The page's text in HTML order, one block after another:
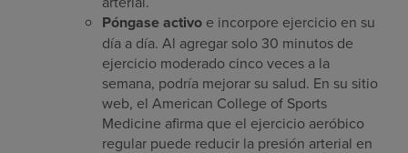
Póngase activo e incorpore ejercicio en su
día a día. Al agregar solo 30 minutos de
ejercicio moderado cinco veces a la
semana, podría mejorar su salud. En su sitio
web, el American College of Sports
Medicine afirma que el ejercicio aeróbico
regular puede reducir la presión arterial en